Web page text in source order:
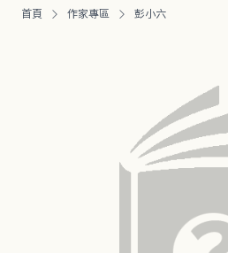
首頁 作家專區 彭小六